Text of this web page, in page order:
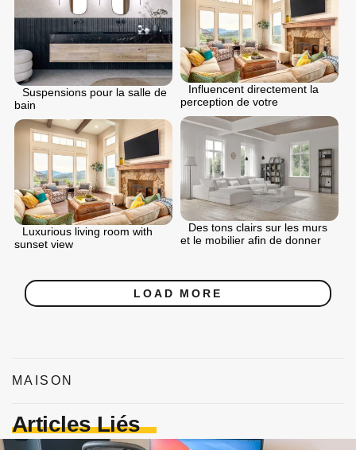
Suspensions pour la salle de
bain
Influencent directement la
perception de votre
Des tons clairs sur les murs
et le mobilier afin de donner
Luxurious living room with
sunset view
LOAD MORE
MAISON
Articles Liés